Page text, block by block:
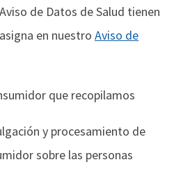
de Datos de Salud tienen
en nuestro Aviso de
que recopilamos
y procesamiento de
sobre las personas